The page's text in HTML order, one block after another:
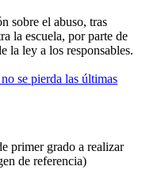
sobre el abuso, tras
la escuela, por parte de
la ley a los responsables.
se pierda las últimas
primer grado a realizar
de referencia)